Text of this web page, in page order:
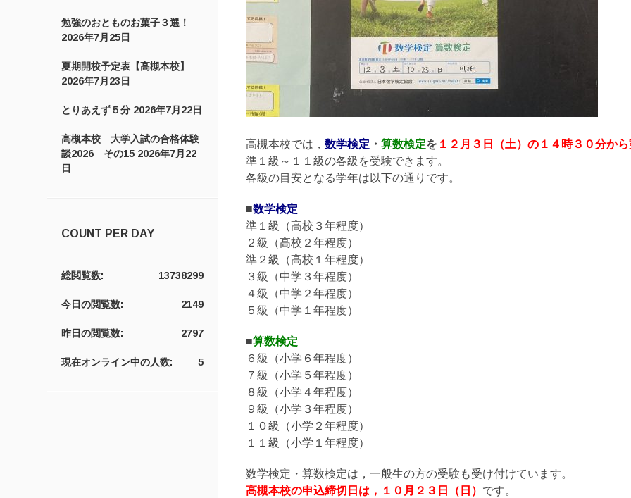
勉強のおとものお菓子３選！
2026年7月25日
夏期開校予定表【高槻本校】
2026年7月23日
とりあえず５分 2026年7月22日
高槻本校 大学入試の合格体験
談2026 その15 2026年7月22
日
COUNT PER DAY
13738299
総閲覧数:
2149
今日の閲覧数:
2797
昨日の閲覧数:
5
現在オンライン中の人数:
高槻本校では，数学検定 ・算数検定を １２月３日（土）の１４時３０分か
準１級～１１級の各級を受験できます。
各級の目安となる学年は以下の通りです。
■数学検定
準１級（高校３年程度）
２級（高校２年程度）
準２級（高校１年程度）
３級（中学３年程度）
４級（中学２年程度）
５級（中学１年程度）
■算数検定
６級（小学６年程度）
７級（小学５年程度）
８級（小学４年程度）
９級（小学３年程度）
１０級（小学２年程度）
１１級（小学１年程度）
数学検定・算数検定は，一般生の方の受験も受け付けています。
高槻本校の申込締切日は，１０月２３日（日） です。